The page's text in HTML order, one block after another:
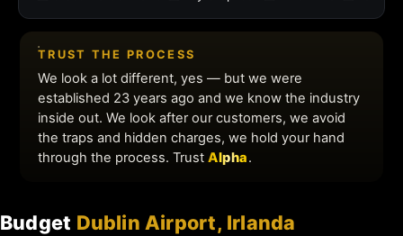
Budget Dublin Airport, Irlanda